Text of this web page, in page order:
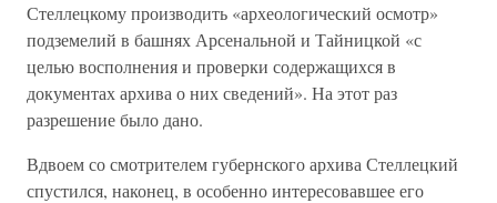
Стеллецкому производить «археологический осмотр»
подземелий в башнях Арсенальной и Тайницкой «с
целью восполнения и проверки содержащихся в
документах архива о них сведений». На этот раз
разрешение было дано.
Вдвоем со смотрителем губернского архива Стеллецкий
спустился, наконец, в особенно интересовавшее его